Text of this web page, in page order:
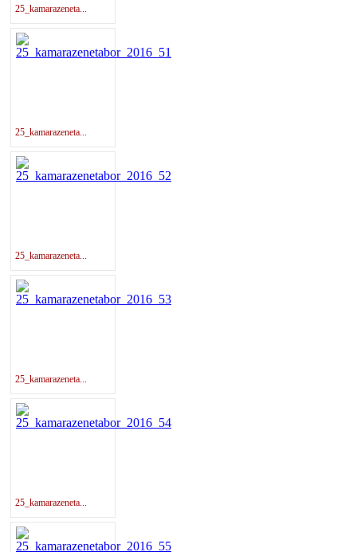
25_kamarazeneta...
25_kamarazeneta...
25_kamarazeneta...
25_kamarazeneta...
25_kamarazeneta...